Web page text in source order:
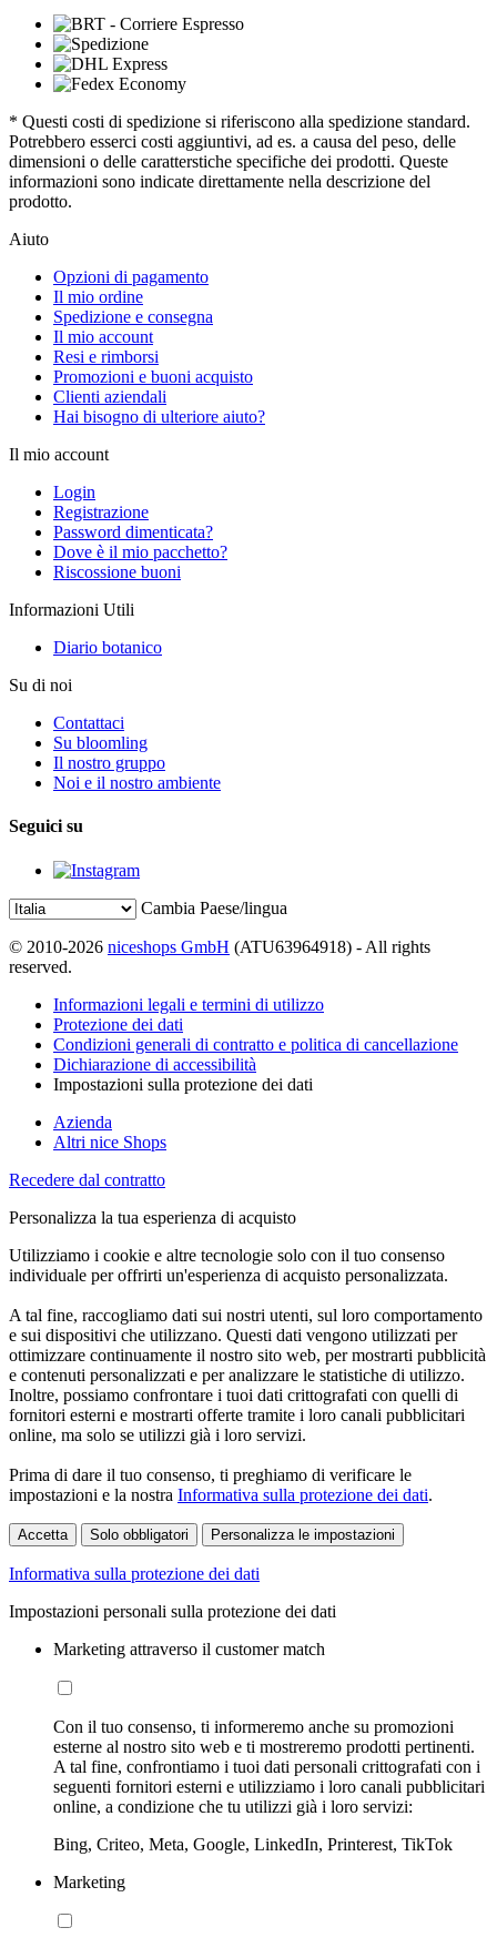
* Questi costi di spedizione si riferiscono alla spedizione standard.
Potrebbero esserci costi aggiuntivi, ad es. a causa del peso, delle
dimensioni o delle caratterstiche specifiche dei prodotti. Queste
informazioni sono indicate direttamente nella descrizione del
prodotto.
Aiuto
Opzioni di pagamento
Il mio ordine
Spedizione e consegna
Il mio account
Resi e rimborsi
Promozioni e buoni acquisto
Clienti aziendali
Hai bisogno di ulteriore aiuto?
Il mio account
Login
Registrazione
Password dimenticata?
Dove è il mio pacchetto?
Riscossione buoni
Informazioni Utili
Diario botanico
Su di noi
Contattaci
Su bloomling
Il nostro gruppo
Noi e il nostro ambiente
Seguici su
Cambia Paese/lingua
© 2010-2026 niceshops GmbH (ATU63964918) - All rights
reserved.
Informazioni legali e termini di utilizzo
Protezione dei dati
Condizioni generali di contratto e politica di cancellazione
Dichiarazione di accessibilità
Impostazioni sulla protezione dei dati
Azienda
Altri nice Shops
Recedere dal contratto
Personalizza la tua esperienza di acquisto
Utilizziamo i cookie e altre tecnologie solo con il tuo consenso
individuale per offrirti un'esperienza di acquisto personalizzata.
A tal fine, raccogliamo dati sui nostri utenti, sul loro comportamento
e sui dispositivi che utilizzano. Questi dati vengono utilizzati per
ottimizzare continuamente il nostro sito web, per mostrarti pubblicità
e contenuti personalizzati e per analizzare le statistiche di utilizzo.
Inoltre, possiamo confrontare i tuoi dati crittografati con quelli di
fornitori esterni e mostrarti offerte tramite i loro canali pubblicitari
online, ma solo se utilizzi già i loro servizi.
Prima di dare il tuo consenso, ti preghiamo di verificare le
impostazioni e la nostra Informativa sulla protezione dei dati.
Accetta Solo obbligatori Personalizza le impostazioni
Informativa sulla protezione dei dati
Impostazioni personali sulla protezione dei dati
Marketing attraverso il customer match
Con il tuo consenso, ti informeremo anche su promozioni
esterne al nostro sito web e ti mostreremo prodotti pertinenti.
A tal fine, confrontiamo i tuoi dati personali crittografati con i
seguenti fornitori esterni e utilizziamo i loro canali pubblicitari
online, a condizione che tu utilizzi già i loro servizi:
Bing, Criteo, Meta, Google, LinkedIn, Printerest, TikTok
Marketing